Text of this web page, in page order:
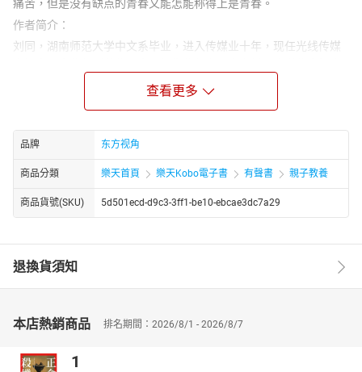
痛苦，但是没有缺点的青春又能怎能称得上是青春。
作者简介：
刘同，湖南师范大学中文系毕业，进入传媒业十年，现任光线传媒
物，曾出版《五十米深蓝》《美丽最少年》《离爱》等多部畅销小
说，同时著有《这么说你就被灭了》《职场急诊室——谁没一点病》
查看更多
品牌 东方视角
商品分類 樂天首頁 樂天Kobo電子書 有聲書 親子教養
商品貨號(SKU) 5d501ecd-d9c3-3ff1-be10-ebcae3dc7a29
退換貨須知
本店熱銷商品 排名期間：2026/8/1 - 2026/8/7
1